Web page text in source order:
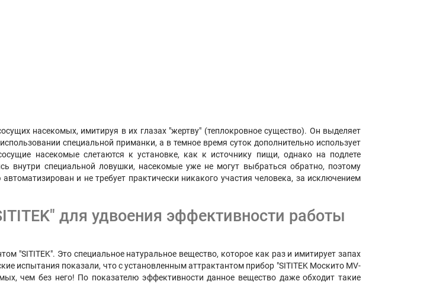
насекомых, имитируя в их глазах "жертву" (теплокровное существо). Он выделяет
специальной приманки, а в темное время суток дополнительно использует
насекомые слетаются к установке, как к источнику пищи, однако на подлете
внутри специальной ловушки, насекомые уже не могут выбраться обратно, поэтому
и не требует практически никакого участия человека, за исключением
для удвоения эффективности работы
"SITITEK". Это специальное натуральное вещество, которое как раз и имитирует запах
испытания показали, что с установленным аттрактантом прибор "SITITEK Москито MV-
чем без него! По показателю эффективности данное вещество даже обходит такие